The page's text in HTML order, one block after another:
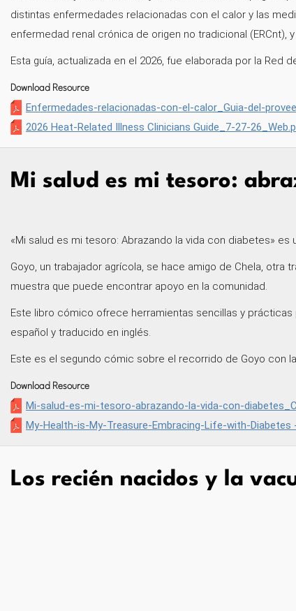
distintas enfermedades relacionadas con el calor y las
enfermedad renal crónica de origen no tradicional
Esta guía, actualizada en el 2026, fue elaborada por la Red
Download Resource
Enfermedades-relacionadas-con-el-calor_Guia-del-
2026 Heat-Related Illness Clinicians Guide_7-27-
Mi salud es mi tesoro:
«Mi salud es mi tesoro: Abrazando la vida con diabetes»
Goyo, un trabajador agrícola, se hace amigo de Chela,
muestra que puede encontrar apoyo en la comunidad.
Este libro cómico ofrece herramientas sencillas y
español y traducido en inglés.
Este es el segundo cómic sobre el recorrido de Goyo con
Download Resource
Mi-salud-es-mi-tesoro-abrazando-la-vida-con-
My-Health-is-My-Treasure-Embracing-Life-with-Diabetes
Los recién nacidos y la